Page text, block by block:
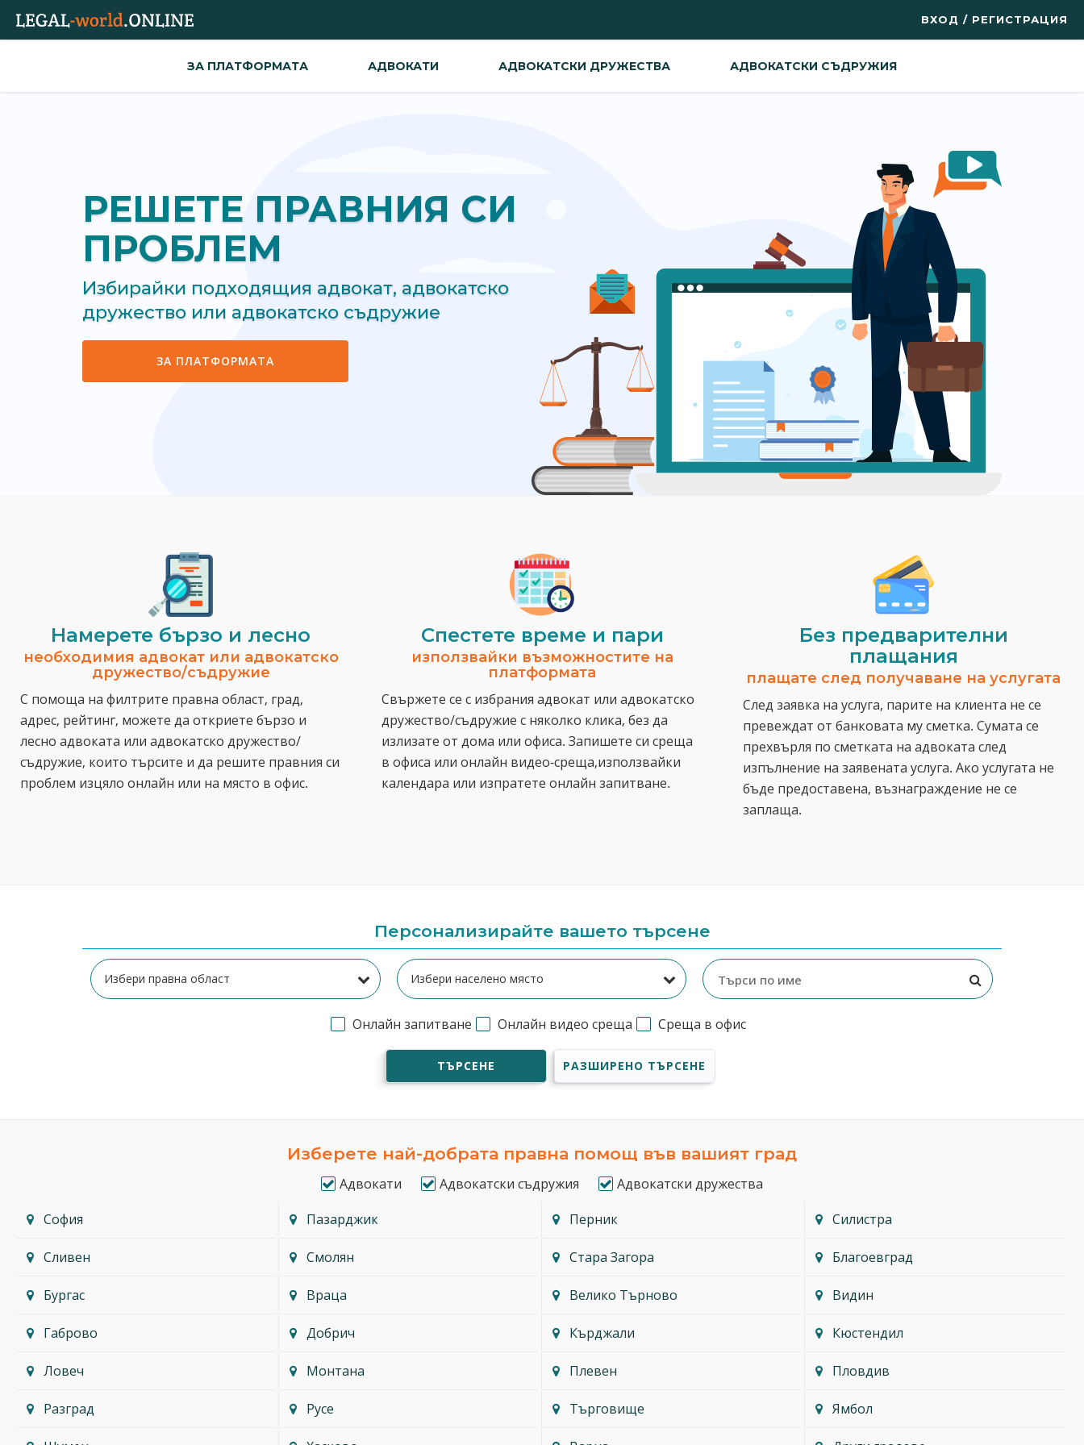
ВХОД / РЕГИСТРАЦИЯ
ЗА ПЛАТФОРМАТА АДВОКАТИ АДВОКАТСКИ ДРУЖЕСТВА АДВОКАТСКИ СЪДРУЖИЯ
РЕШЕТЕ ПРАВНИЯ СИ
ПРОБЛЕМ
Избирайки подходящия адвокат, адвокатско
дружество или адвокатско съдружие
ЗА ПЛАТФОРМАТА
Намерете бързо и лесно
необходимия адвокат или адвокатско
дружество/съдружие
С помоща на филтрите правна област, град,
адрес, рейтинг, можете да откриете бързо и
лесно адвоката или адвокатско дружество/
съдружие, които търсите и да решите правния си
проблем изцяло онлайн или на място в офис.
Спестeте време и пари
използвайки възможностите на
платформата
Свържете се с избрания адвокат или адвокатско
дружество/съдружие с няколко клика, без да
излизате от дома или офиса. Запишете си среща
в офиса или онлайн видео-среща,използвайки
календара или изпратете онлайн запитване.
Без предварителни
плащания
плащате след получаване на услугата
След заявка на услуга, парите на клиента не се
превеждат от банковата му сметка. Сумата се
прехвърля по сметката на адвоката след
изпълнение на заявената услуга. Ако услугата не
бъде предоставена, възнаграждение не се
заплаща.
Персонализирайте вашето търсене
Онлайн запитване Онлайн видео среща Среща в офис
ТЪРСЕНЕ РАЗШИРЕНО ТЪРСЕНЕ
Изберете най-добрата правна помощ във вашият град
Адвокати Адвокатски съдружия
Адвокатски дружества
София
Пазарджик Перник Силистра
Сливен Смолян Стара Загора Благоевград
Бургас Враца Велико Търново Видин
Габрово Добрич Кърджали Кюстендил
Ловеч Монтана Плевен Пловдив
Разград Русе Търговище Ямбол